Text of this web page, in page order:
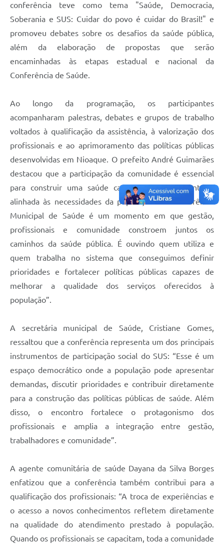
conferência teve como tema "Saúde, Democracia,
Soberania e SUS: Cuidar do povo é cuidar do Brasil!" e
promoveu debates sobre os desafios da saúde pública,
além da elaboração de propostas que serão
encaminhadas às etapas estadual e nacional da
Conferência de Saúde.
Ao longo da programação, os participantes
acompanharam palestras, debates e grupos de trabalho
voltados à qualificação da assistência, à valorização dos
profissionais e ao aprimoramento das políticas públicas
desenvolvidas em Nioaque. O prefeito André Guimarães
destacou que a participação da comunidade é essencial
para construir uma saúde cada vez mais eficiente e
alinhada às necessidades da população: “A Conferência
Municipal de Saúde é um momento em que gestão,
profissionais e comunidade constroem juntos os
caminhos da saúde pública. É ouvindo quem utiliza e
quem trabalha no sistema que conseguimos definir
prioridades e fortalecer políticas públicas capazes de
melhorar a qualidade dos serviços oferecidos à
população”.
A secretária municipal de Saúde, Cristiane Gomes,
ressaltou que a conferência representa um dos principais
instrumentos de participação social do SUS: “Esse é um
espaço democrático onde a população pode apresentar
demandas, discutir prioridades e contribuir diretamente
para a construção das políticas públicas de saúde. Além
disso, o encontro fortalece o protagonismo dos
profissionais e amplia a integração entre gestão,
trabalhadores e comunidade”.
A agente comunitária de saúde Dayana da Silva Borges
enfatizou que a conferência também contribui para a
qualificação dos profissionais: “A troca de experiências e
o acesso a novos conhecimentos refletem diretamente
na qualidade do atendimento prestado à população.
Quando os profissionais se capacitam, toda a comunidade